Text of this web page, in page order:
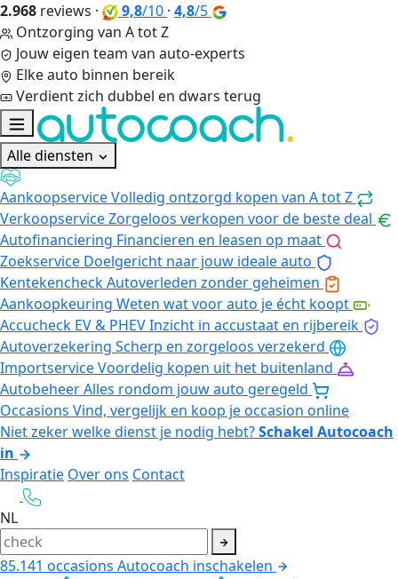
2.968 reviews · 9,8/10 · 4,8/5
Ontzorging van A tot Z
Jouw eigen team van auto-experts
Elke auto binnen bereik
Verdient zich dubbel en dwars terug
Alle diensten
AankoopserviceVolledig ontzorgd kopen van A tot Z
VerkoopserviceZorgeloos verkopen voor de beste deal
Autofinanciering Financieren en leasen op maat
Zoekservice Doelgericht naar jouw ideale auto
KentekencheckAutoverleden zonder geheimen
Aankoopkeuring Weten wat voor auto je écht koopt
Accucheck EV & PHEVInzicht in accustaat en rijbereik
Autoverzekering Scherp en zorgeloos verzekerd
ImportserviceVoordelig kopen uit het buitenland
AutobeheerAlles rondom jouw auto geregeld
Occasions Vind, vergelijk en koop je occasion online
Niet zeker welke dienst je nodig hebt?Schakel Autocoach
in
Inspiratie Over ons Contact
NL
85.141 occasions Autocoach inschakelen